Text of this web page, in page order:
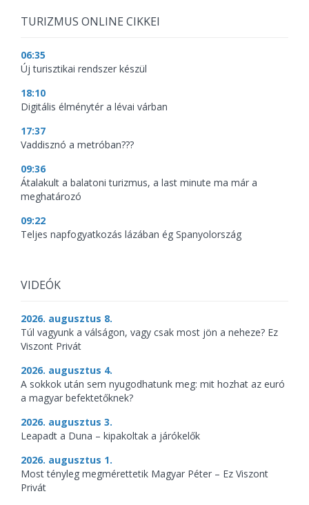
TURIZMUS ONLINE CIKKEI
06:35
Új turisztikai rendszer készül
18:10
Digitális élménytér a lévai várban
17:37
Vaddisznó a metróban???
09:36
Átalakult a balatoni turizmus, a last minute ma már a
meghatározó
09:22
Teljes napfogyatkozás lázában ég Spanyolország
VIDEÓK
2026. augusztus 8.
Túl vagyunk a válságon, vagy csak most jön a neheze? Ez
Viszont Privát
2026. augusztus 4.
A sokkok után sem nyugodhatunk meg: mit hozhat az euró
a magyar befektetőknek?
2026. augusztus 3.
Leapadt a Duna – kipakoltak a járókelők
2026. augusztus 1.
Most tényleg megmérettetik Magyar Péter – Ez Viszont
Privát